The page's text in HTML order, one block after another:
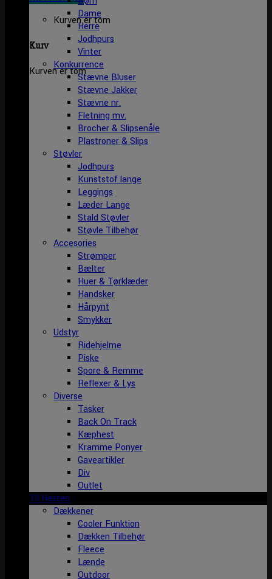
Kurven er tom
Kurv
Kurven er tom
Dame
Herre
Jodhpurs
Vinter
Konkurrence
Stævne Bluser
Stævne Jakker
Stævne nr.
Fletning mv.
Brocher & Slipsenåle
Plastroner & Slips
Støvler
Jodhpurs
Kunststof lange
Leggings
Læder Lange
Stald Støvler
Støvle Tilbehør
Accesories
Strømper
Bælter
Huer & Tørklæder
Handsker
Hårpynt
Smykker
Udstyr
Ridehjelme
Piske
Spore & Remme
Reflexer & Lys
Diverse
Tasker
Back On Track
Kæphest
Kramme Ponyer
Gaveartikler
Div
Outlet
Til Hesten
Dækkener
Cooler Funktion
Dækken Tilbehør
Fleece
Lænde
Outdoor